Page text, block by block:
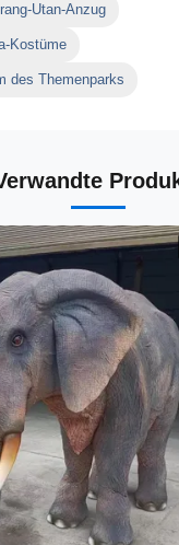
Utan-Anzug
Kostüme
des Themenparks